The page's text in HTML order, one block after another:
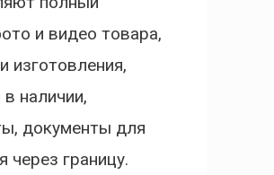
и видео товара,
изготовления,
наличии,
документы для
через границу.